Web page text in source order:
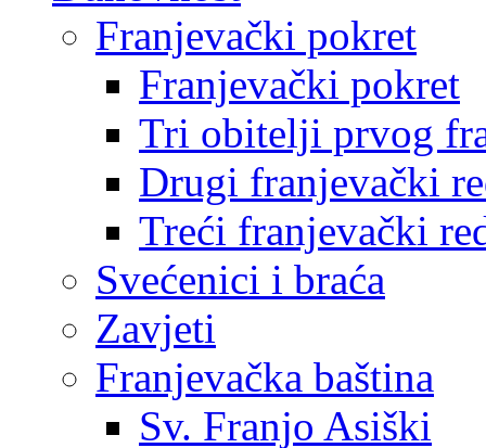
Franjevački pokret
Franjevački pokret
Tri obitelji prvog
Drugi franjevački
Treći franjevački
Svećenici i braća
Zavjeti
Franjevačka baština
Sv. Franjo Asiški